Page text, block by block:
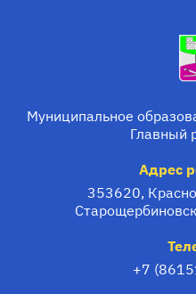
Муниципальное
Главный
Адрес
353620,
+7